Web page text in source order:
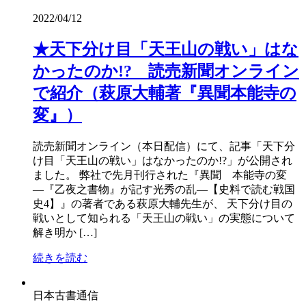
2022/04/12
★天下分け目「天王山の戦い」はな
かったのか!? 読売新聞オンライン
で紹介（萩原大輔著『異聞本能寺の
変』）
読売新聞オンライン（本日配信）にて、記事「天下分
け目「天王山の戦い」はなかったのか!?」が公開され
ました。 弊社で先月刊行された『異聞 本能寺の変
―『乙夜之書物』が記す光秀の乱―【史料で読む戦国
史4】』の著者である萩原大輔先生が、 天下分け目の
戦いとして知られる「天王山の戦い」の実態について
解き明か […]
続きを読む
日本古書通信